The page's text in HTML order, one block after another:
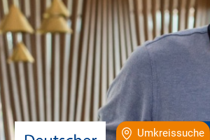
Umkreissuche